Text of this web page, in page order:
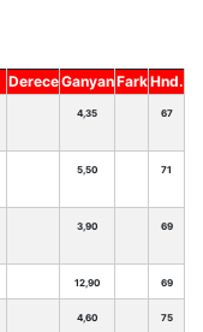
DereceGanyanFarkHnd.
4,35 67
5,50 71
3,90 69
12,90 69
4,60 75